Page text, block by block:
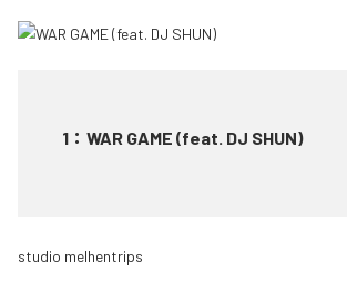
1 ： WAR GAME (feat. DJ SHUN)
studio melhentrips